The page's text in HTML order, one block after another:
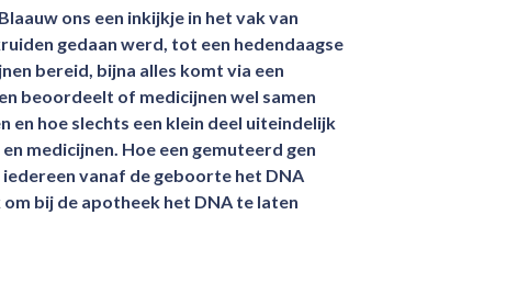
ons een inkijkje in het vak van
gedaan werd, tot een hedendaagse
bereid, bijna alles komt via een
beoordeelt of medicijnen wel samen
hoe slechts een klein deel uiteindelijk
medicijnen. Hoe een gemuteerd gen
vanaf de geboorte het DNA
bij de apotheek het DNA te laten